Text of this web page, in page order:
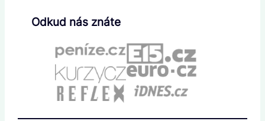
Odkud nás znáte